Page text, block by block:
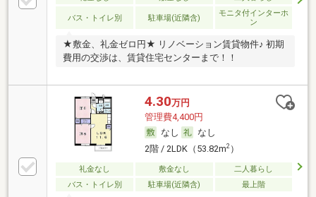
バス・トイレ別 駐車場(近隣含)
モニタ付インターホ
ン
★敷金、礼金ゼロ円★ リノベーション賃貸物件♪ 初期
費用の交渉は、賃貸住宅センターまで！！
4.30万円
管理費4,400円
なし
なし
2階 / 2LDK（53.82m2）
礼金なし 敷金なし
二人暮らし
バス・トイレ別
駐車場(近隣含) 最上階